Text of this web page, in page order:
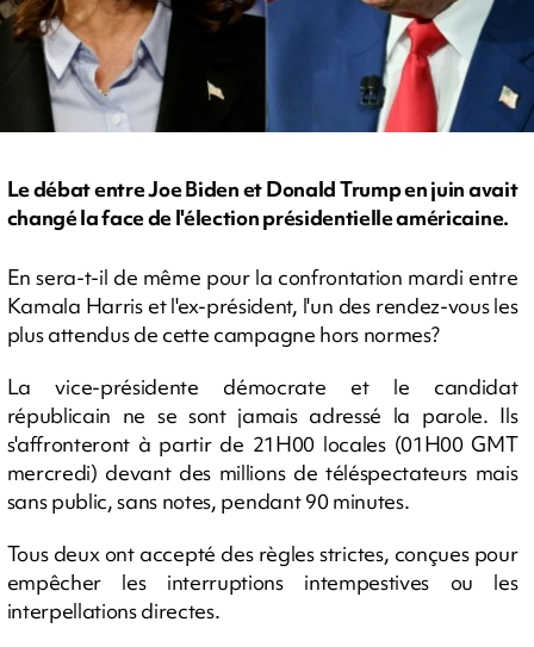
Le débat entre Joe Biden et Donald Trump en juin avait
changé la face de l'élection présidentielle américaine.
En sera-t-il de même pour la confrontation mardi entre
Kamala Harris et l'ex-président, l'un des rendez-vous les
plus attendus de cette campagne hors normes?
La vice-présidente démocrate et le candidat
républicain ne se sont jamais adressé la parole. Ils
s'affronteront à partir de 21H00 locales (01H00 GMT
mercredi) devant des millions de téléspectateurs mais
sans public, sans notes, pendant 90 minutes.
Tous deux ont accepté des règles strictes, conçues pour
empêcher les interruptions intempestives ou les
interpellations directes.